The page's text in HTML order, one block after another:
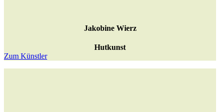
Jakobine Wierz
Hutkunst
Zum Künstler